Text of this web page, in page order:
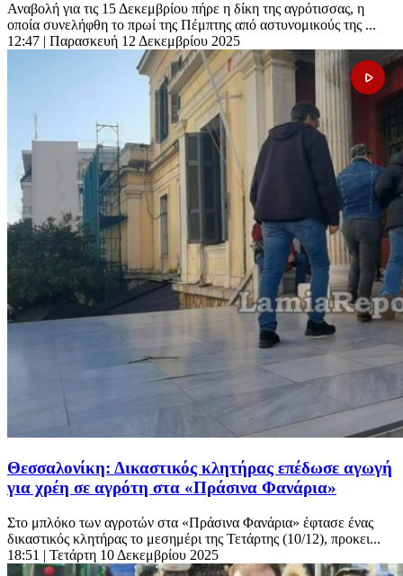
Αναβολή για τις 15 Δεκεμβρίου πήρε η δίκη της αγρότισσας, η
οποία συνελήφθη το πρωί της Πέμπτης από αστυνομικούς της ...
12:47 | Παρασκευή 12 Δεκεμβρίου 2025
Θεσσαλονίκη: Δικαστικός κλητήρας επέδωσε αγωγή
για χρέη σε αγρότη στα «Πράσινα Φανάρια»
Στο μπλόκο των αγροτών στα «Πράσινα Φανάρια» έφτασε ένας
δικαστικός κλητήρας το μεσημέρι της Τετάρτης (10/12), προκει...
18:51 | Τετάρτη 10 Δεκεμβρίου 2025